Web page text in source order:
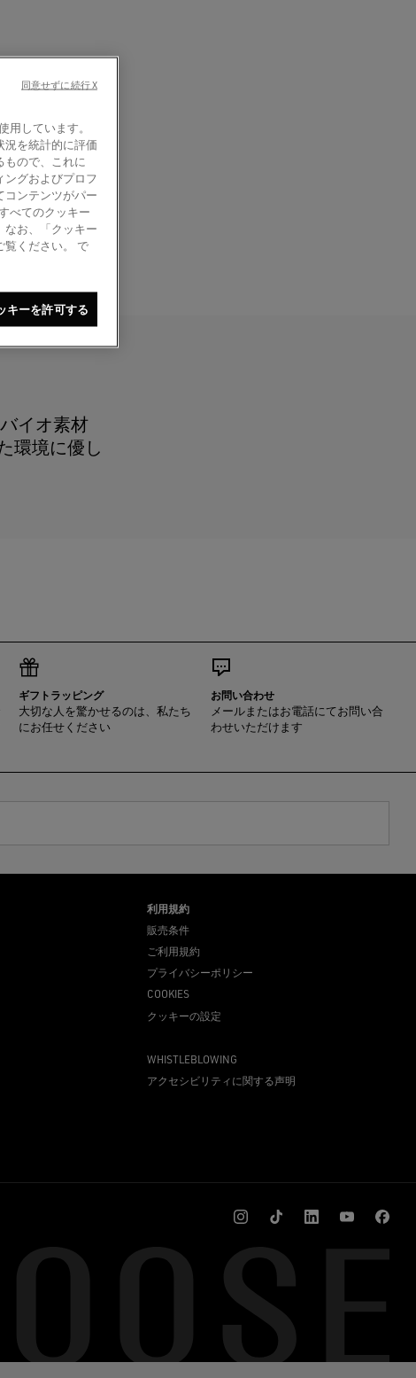
イオ素材
環境に優し
ギフトラッピング
大切な人を驚かせるのは、私たち
にお任せください
お問い合わせ
メールまたはお電話にてお問い合
わせいただけます
利用規約
販売条件
ご利用規約
プライバシーポリシー
COOKIES
クッキーの設定
WHISTLEBLOWING
アクセシビリティに関する声明
用しています。
況を統計的に評価
ので、これに
ングおよびプロフ
コンテンツがパー
べてのクッキー
なお、「クッキー
覧ください。 で
キーを許可する
同意せずに続行 X